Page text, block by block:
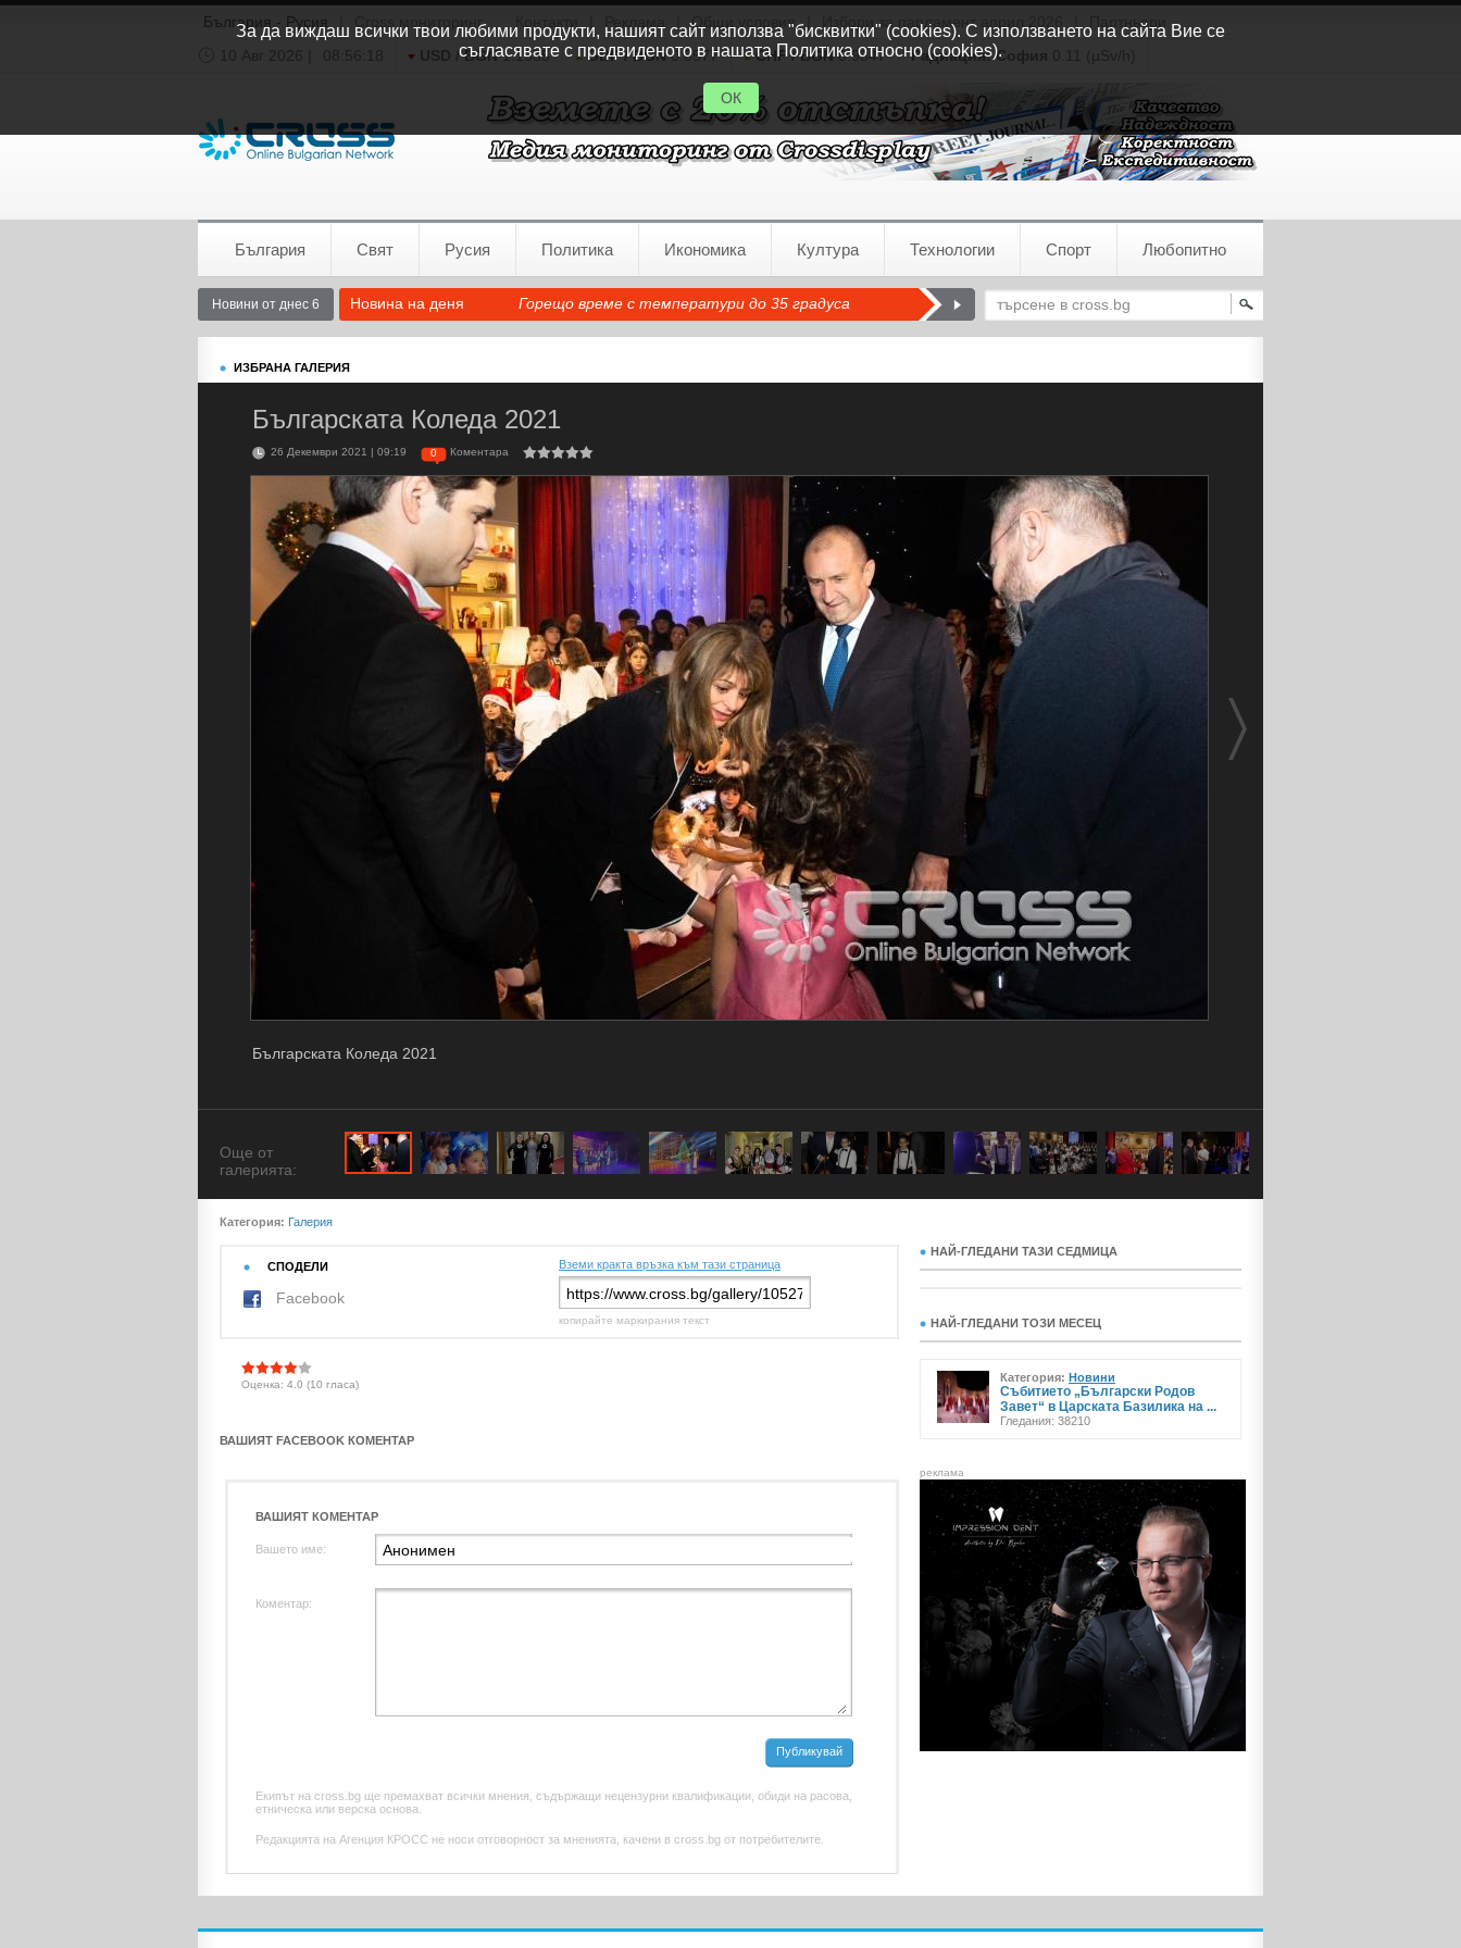
България - Русия Cross мониторинг Общи условия Избори за парламент април 2026
Партньори
10 Авг 2026 |
08:56:19 USD / BGN1.1535 GBP / BGN0.8577 CHF / BGN0.9347 Радиация:София 0.11 (µSv/h)
България Свят Русия Политика Икономика Култура Технологии Спорт Любопитно
Новини от днес 6 Новина на деня Горещо време с температури до 35 градуса
ИЗБРАНА ГАЛЕРИЯ
Българската Коледа 2021
26 Декември 2021 | 09:19 0 Коментара
Българската Коледа 2021
Още от
галерията:
Категория: Галерия
СПОДЕЛИ
Facebook
Вземи кракта връзка към тази страница
копирайте маркирания текст
Оценка: 4.0 (10 гласа)
ВАШИЯТ FACEBOOK КОМЕНТАР
ВАШИЯТ КОМЕНТАР
Вашето име:
Коментар:
Публикувай
Екипът на cross.bg ще премахват всички мнения, съдържащи нецензурни квалификации, обиди на расова,
етническа или верска основа.
Редакцията на Агенция КРОСС не носи отговорност за мненията, качени в cross.bg от потребителите.
НАЙ-ГЛЕДАНИ ТАЗИ СЕДМИЦА
НАЙ-ГЛЕДАНИ ТОЗИ МЕСЕЦ
Категория: Новини
Събитието „Български Родов
Завет“ в Царската Базилика на ...
Гледания: 38210
реклама
За да виждаш всички твои любими продукти, нашият сайт използва "бисквитки" (cookies). С използването на сайта Вие се
съгласявате с предвиденото в нашата Политика относно (cookies).
ОК